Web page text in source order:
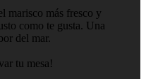
marisco más fresco y
como te gusta. Una
del mar.
tu mesa!